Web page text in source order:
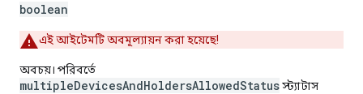
boolean
এই আইটেমটি অবমূল্যায়ন করা হয়েছে!
অবচয়। পরিবর্তে
multipleDevicesAndHoldersAllowedStatusস্ট্যাটাস